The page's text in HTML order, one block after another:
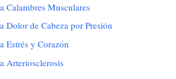
Calambres Musculares
Dolor de Cabeza por Presión
Estrés y Corazón
Arteriosclerosis